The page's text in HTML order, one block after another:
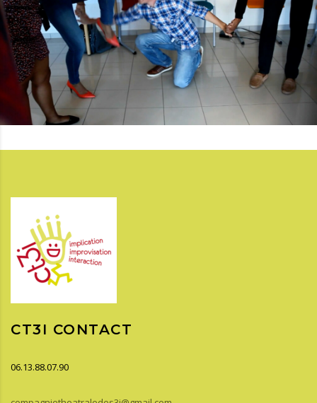
CT3I CONTACT
06.13.88.07.90